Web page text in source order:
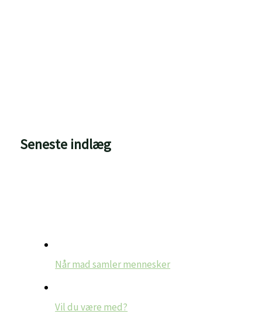
Seneste indlæg
Når mad samler mennesker
Vil du være med?